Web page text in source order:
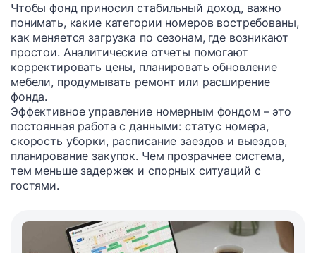
Чтобы фонд приносил стабильный доход, важно
понимать, какие категории номеров востребованы,
как меняется загрузка по сезонам, где возникают
простои. Аналитические отчеты помогают
корректировать цены, планировать обновление
мебели, продумывать ремонт или расширение
фонда.
Эффективное управление номерным фондом – это
постоянная работа с данными: статус номера,
скорость уборки, расписание заездов и выездов,
планирование закупок. Чем прозрачнее система,
тем меньше задержек и спорных ситуаций с
гостями.